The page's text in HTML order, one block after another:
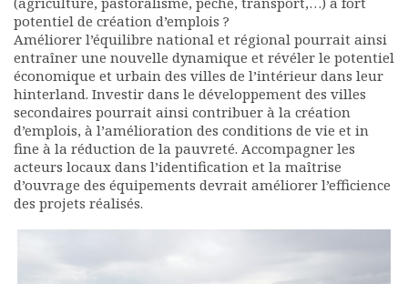
potentiel de création d’emplois ?
Améliorer l’équilibre national et régional pourrait ainsi
entraîner une nouvelle dynamique et révéler le potentiel
économique et urbain des villes de l’intérieur dans leur
hinterland. Investir dans le développement des villes
secondaires pourrait ainsi contribuer à la création
d’emplois, à l’amélioration des conditions de vie et in
fine à la réduction de la pauvreté. Accompagner les
acteurs locaux dans l’identification et la maîtrise
d’ouvrage des équipements devrait améliorer l’efficience
des projets réalisés.